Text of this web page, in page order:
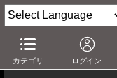
カテゴリ ログイン
AV Watch イベント